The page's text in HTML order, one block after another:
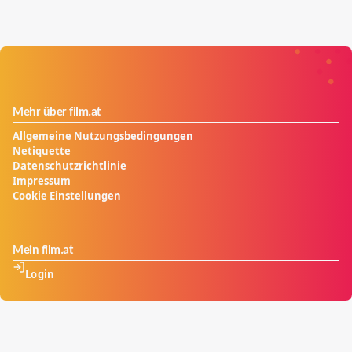
Mehr über film.at
Allgemeine Nutzungsbedingungen
Netiquette
Datenschutzrichtlinie
Impressum
Cookie Einstellungen
Mein film.at
Login